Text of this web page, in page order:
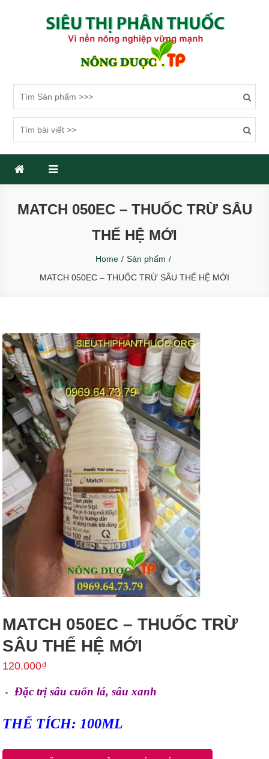
SIÊU THỊ PHÂN THUỐC
MATCH 050EC – THUỐC TRỪ SÂU
THẾ HỆ MỚI
Home
Sản phẩm
MATCH 050EC – THUỐC TRỪ SÂU THẾ HỆ MỚI
MATCH 050EC – THUỐC TRỪ
SÂU THẾ HỆ MỚI
120.000₫
Đặc trị sâu cuốn lá, sâu xanh
THẾ TÍCH: 100ML